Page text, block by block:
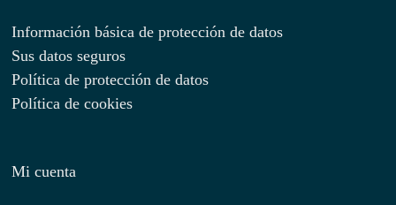
Información básica de protección de datos
Sus datos seguros
Política de protección de datos
Política de cookies
Mi cuenta